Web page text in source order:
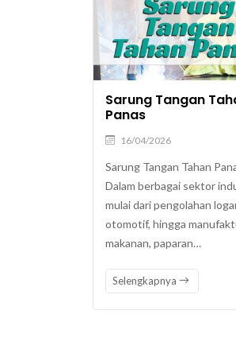
Sarung Tangan
Panas
16/04/2026
Sarung Tangan Tahan
Dalam berbagai sektor
mulai dari pengolahan
otomotif, hingga
makanan, paparan…
Selengkapnya